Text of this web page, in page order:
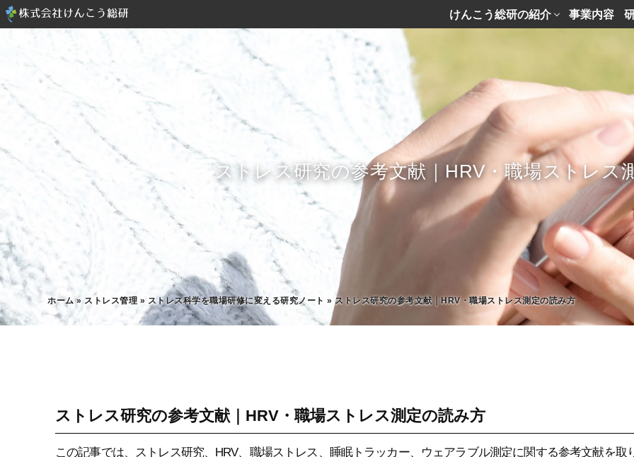
けんこう総研の紹介 事業内容
ストレス研究の参考文献｜HRV・職場ストレス
ホーム» ストレス管理 » ストレス科学を職場研修に変える研究ノート »ストレス研究の参考文献｜HRV・職場ストレス測定の読み方
ストレス研究の参考文献｜HRV・職場ストレス測定の読み方
この記事では、ストレス研究、HRV、職場ストレス、睡眠トラッカー、ウェアラブル測定に関する参考文献を取